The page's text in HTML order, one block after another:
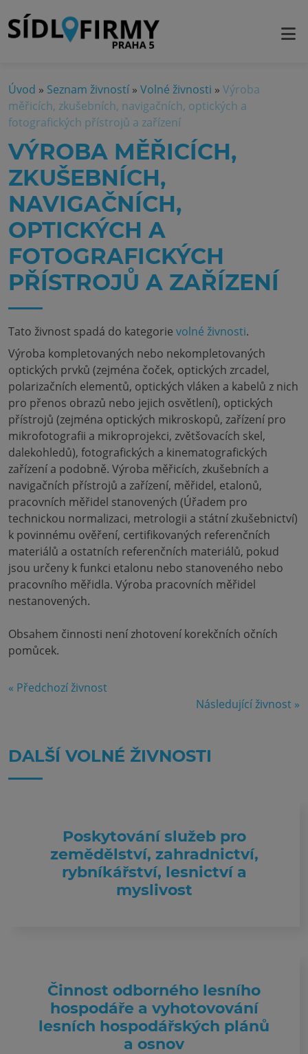
Úvod » Seznam živností » Volné živnosti » Výroba
měřicích, zkušebních, navigačních, optických a
fotografických přístrojů a zařízení
VÝROBA MĚŘICÍCH,
ZKUŠEBNÍCH,
NAVIGAČNÍCH,
OPTICKÝCH A
FOTOGRAFICKÝCH
PŘÍSTROJŮ A ZAŘÍZENÍ
Tato živnost spadá do kategorie volné živnosti.
Výroba kompletovaných nebo nekompletovaných
optických prvků (zejména čoček, optických zrcadel,
polarizačních elementů, optických vláken a kabelů z nich
pro přenos obrazů nebo jejich osvětlení), optických
přístrojů (zejména optických mikroskopů, zařízení pro
mikrofotografii a mikroprojekci, zvětšovacích skel,
dalekohledů), fotografických a kinematografických
zařízení a podobně. Výroba měřicích, zkušebních a
navigačních přístrojů a zařízení, měřidel, etalonů,
pracovních měřidel stanovených (Úřadem pro
technickou normalizaci, metrologii a státní zkušebnictví)
k povinnému ověření, certifikovaných referenčních
materiálů a ostatních referenčních materiálů, pokud
jsou určeny k funkci etalonu nebo stanoveného nebo
pracovního měřidla. Výroba pracovních měřidel
nestanovených.
Obsahem činnosti není zhotovení korekčních očních
pomůcek.
« Předchozí živnost
Následující živnost »
DALŠÍ VOLNÉ ŽIVNOSTI
Poskytování služeb pro
zemědělství, zahradnictví,
rybníkářství, lesnictví a
myslivost
Činnost odborného lesního
hospodáře a vyhotovování
lesních hospodářských plánů
a osnov